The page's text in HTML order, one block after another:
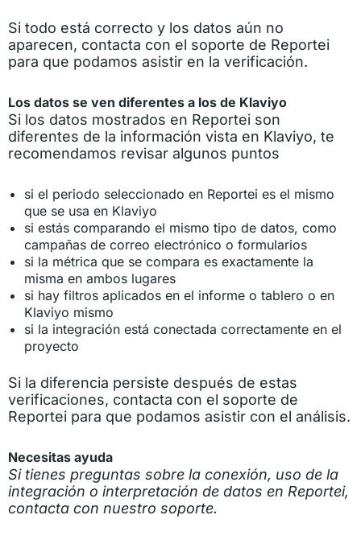
Si todo está correcto y los datos aún no
aparecen, contacta con el soporte de Reportei
para que podamos asistir en la verificación.
Los datos se ven diferentes a los de Klaviyo
Si los datos mostrados en Reportei son
diferentes de la información vista en Klaviyo, te
recomendamos revisar algunos puntos
si el periodo seleccionado en Reportei es el mismo
que se usa en Klaviyo
si estás comparando el mismo tipo de datos, como
campañas de correo electrónico o formularios
si la métrica que se compara es exactamente la
misma en ambos lugares
si hay filtros aplicados en el informe o tablero o en
Klaviyo mismo
si la integración está conectada correctamente en el
proyecto
Si la diferencia persiste después de estas
verificaciones, contacta con el soporte de
Reportei para que podamos asistir con el análisis.
Necesitas ayuda
Si tienes preguntas sobre la conexión, uso de la
integración o interpretación de datos en Reportei,
contacta con nuestro soporte.